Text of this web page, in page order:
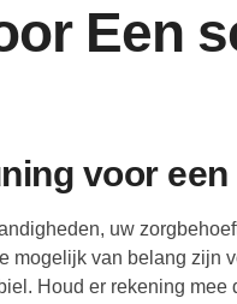
Een
voor
uw
mogelijk van belang zijn
Houd er rekening mee